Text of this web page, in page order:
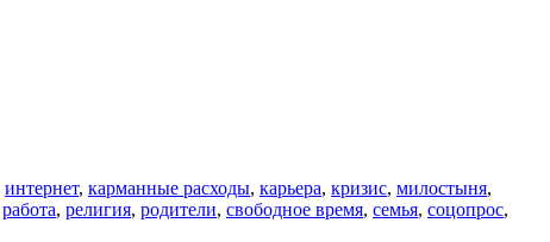
интернет, карманные расходы, карьера, кризис, милостыня,
работа, религия, родители, свободное время, семья, соцопрос,